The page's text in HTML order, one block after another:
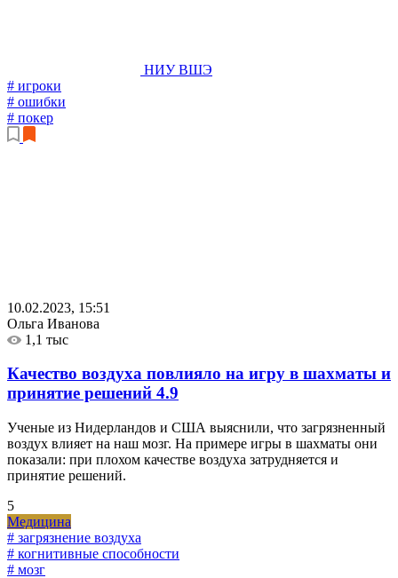
НИУ ВШЭ
# игроки
# ошибки
# покер
10.02.2023, 15:51
Ольга Иванова
1,1 тыс
Качество воздуха повлияло на игру в шахматы и
принятие решений 4.9
Ученые из Нидерландов и США выяснили, что загрязненный
воздух влияет на наш мозг. На примере игры в шахматы они
показали: при плохом качестве воздуха затрудняется и
принятие решений.
5
Медицина
# загрязнение воздуха
# когнитивные способности
# мозг